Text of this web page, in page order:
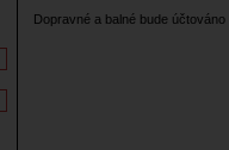
Dopravné a balné bude